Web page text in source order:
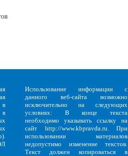
в
в
Использование информации с
данного веб-сайта возможно
исключительно на следующих
условиях: В конце текста
необходимо указывать ссылку на
сайт http://www.kbpravda.ru. При
использовании материалов
недопустимо изменение текстов.
Текст должен копироваться в